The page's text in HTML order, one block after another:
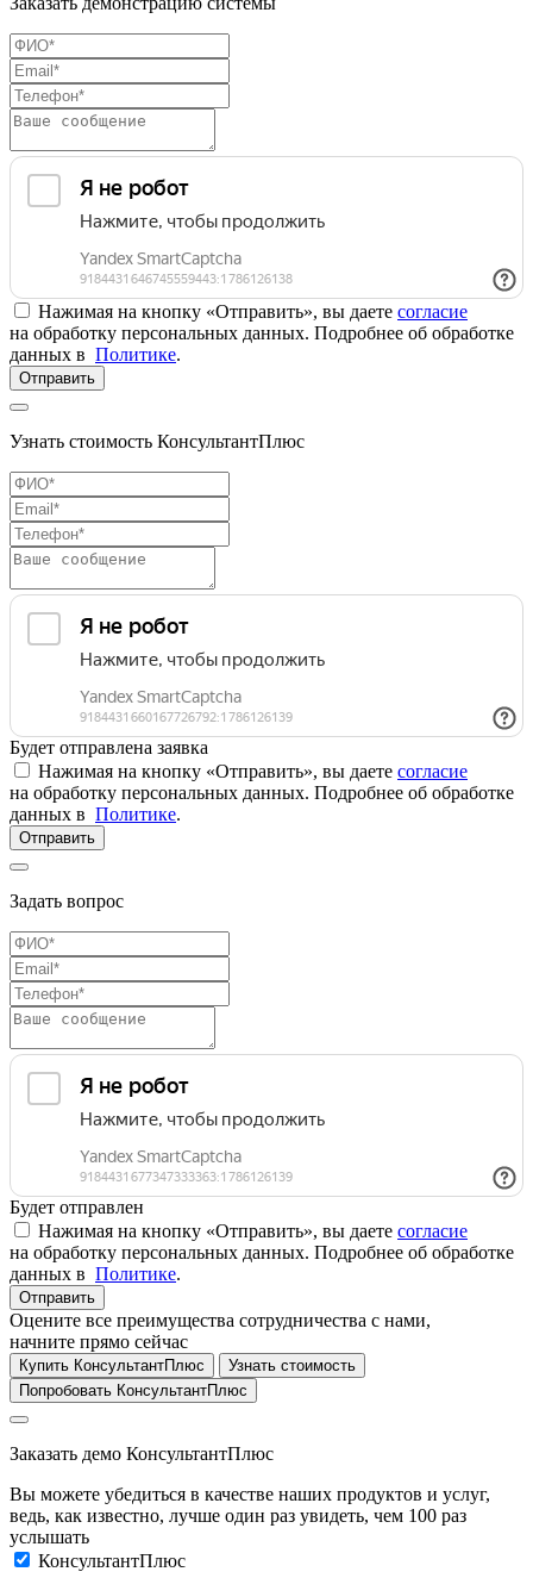
Нажимая на кнопку «Отправить», вы даете согласие
на обработку персональных данных. Подробнее об обработке
данных в Политике.
Отправить
Узнать стоимость КонсультантПлюс
Будет отправлена заявка
Нажимая на кнопку «Отправить», вы даете согласие
на обработку персональных данных. Подробнее об обработке
данных в Политике.
Отправить
Задать вопрос
Будет отправлен
Нажимая на кнопку «Отправить», вы даете согласие
на обработку персональных данных. Подробнее об обработке
данных в Политике.
Отправить
Оцените все преимущества сотрудничества с нами,
начните прямо сейчас
Купить КонсультантПлюс
Узнать стоимость
Попробовать КонсультантПлюс
Заказать демо КонсультантПлюс
Вы можете убедиться в качестве наших продуктов и услуг,
ведь, как известно, лучше один раз увидеть, чем 100 раз
услышать
КонсультантПлюс